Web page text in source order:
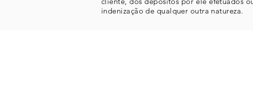
indenização de qualquer outra natureza.